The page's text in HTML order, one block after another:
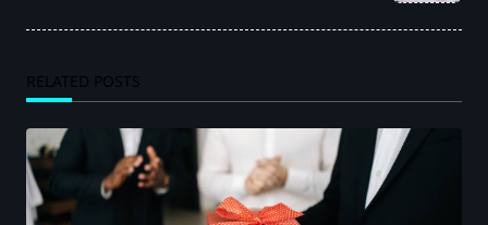
RELATED POSTS